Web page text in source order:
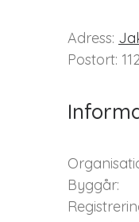
Adress:
Postort:
Byggår: